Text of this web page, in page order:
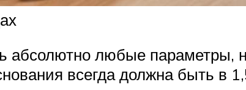
абсолютно любые параметры,
всегда должна быть в